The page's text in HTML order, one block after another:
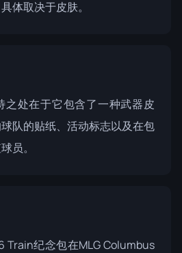
体取决于皮肤。
之处在于它包含了一种武器皮
队的贴纸、活动标志以及在包
员。
Train纪念包在MLG Columbus